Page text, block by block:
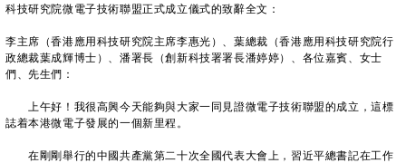
科技研究院微電子技術聯盟正式成立儀式的致辭全文：
李主席（香港應用科技研究院主席李惠光）、葉總裁（香港應用科技研究院行
政總裁葉成輝博士）、潘署長（創新科技署署長潘婷婷）、各位嘉賓、女士
們、先生們：
上午好！我很高興今天能夠與大家一同見證微電子技術聯盟的成立，這標
誌着本港微電子發展的一個新里程。
在剛剛舉行的中國共產黨第二十次全國代表大會上，習近平總書記在工作